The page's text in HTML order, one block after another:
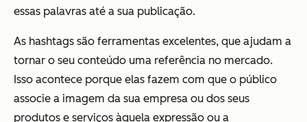
essas palavras até a sua publicação.
As hashtags são ferramentas excelentes, que ajudam a
tornar o seu conteúdo uma referência no mercado.
Isso acontece porque elas fazem com que o público
associe a imagem da sua empresa ou dos seus
produtos e serviços àquela expressão ou a